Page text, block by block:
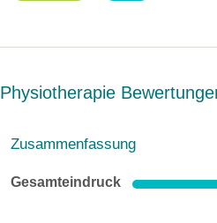
Physiotherapie
Zusammenfassung
Gesamteindruck